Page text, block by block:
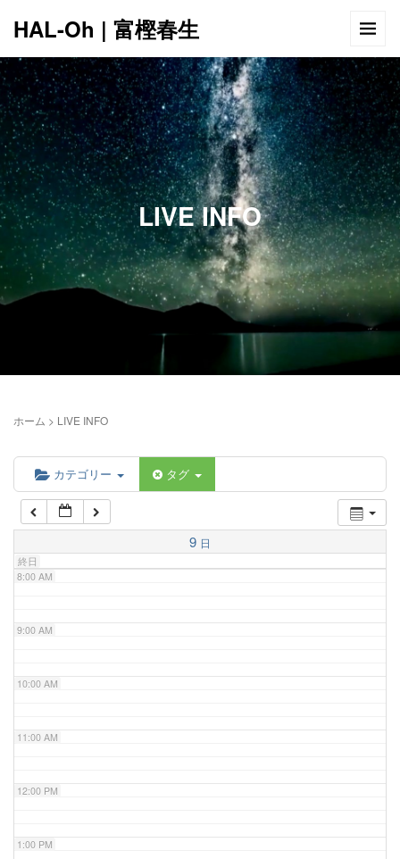
HAL-Oh | 富樫春生
LIVE INFO
ホーム > LIVE INFO
カテゴリー タグ
9 日
終日
12:00 AM
1:00 AM
2:00 AM
5:00 AM
6:00 AM
7:00 AM
8:00 AM
9:00 AM
10:00 AM
11:00 AM
12:00 PM
1:00 PM